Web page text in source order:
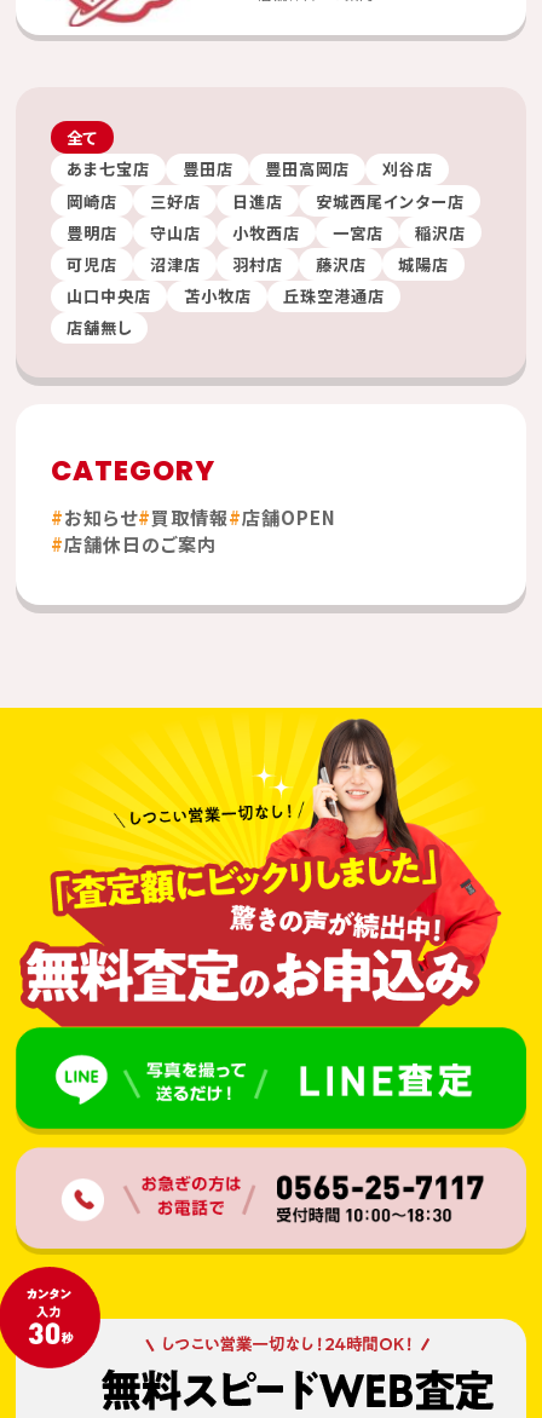
全て
あま七宝店
豊田店 豊田高岡店
刈谷店
岡崎店
三好店 日進店
安城西尾インター店
豊明店
守山店 小牧西店 一宮店
稲沢店
可児店
沼津店 羽村店 藤沢店
城陽店
山口中央店
苫小牧店
丘珠空港通店
店舗無し
CATEGORY
お知らせ 買取情報 店舗OPEN
店舗休日のご案内